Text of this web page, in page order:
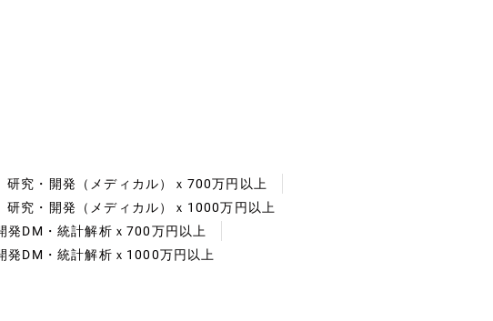
研究・開発（メディカル）ｘ700万円以上
研究・開発（メディカル）ｘ1000万円以上
発DM・統計解析ｘ700万円以上
発DM・統計解析ｘ1000万円以上